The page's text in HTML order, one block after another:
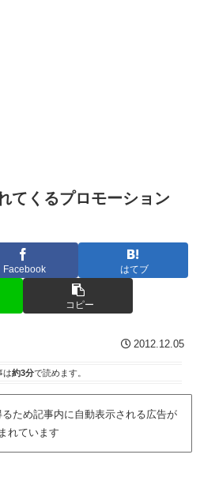
てくるプロモーション
Facebook はてブ
コピー
2012.12.05
は約3分で読めます。
ため記事内に自動表示される広告が
れています